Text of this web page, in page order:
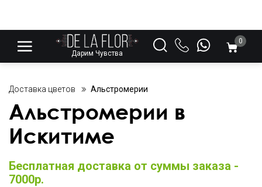
Дарим Чувства
0
Доставка цветов Альстромерии
Альстромерии в
Искитиме
Бесплатная доставка от суммы заказа -
7000р.